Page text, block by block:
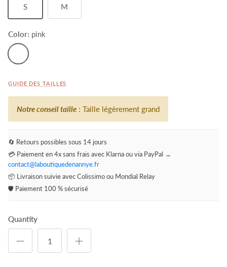
S M
Color: pink
pink
GUIDE DES TAILLES
Notre conseil taille : Taille légèrement grand
🔄 Retours possibles sous 14 jours
💳 Paiement en 4x sans frais avec Klarna ou via PayPal →
contact@laboutiquedenannye.fr
📦 Livraison suivie avec Colissimo ou Mondial Relay
🛡️ Paiement 100 % sécurisé
Quantity